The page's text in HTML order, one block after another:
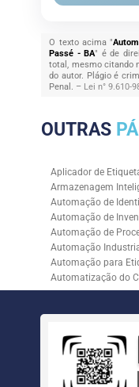
O texto acima "
Passé - BA" é de
total, mesmo citando
do autor. Plágio é
Penal. – Lei n° 9.610-
OUTRAS
Aplicador de
Armazenagem
Automação de
Automação de
Automação de
Automação
Automação para
Automatização do
Controle de Estoque
Empresa de
Empresa de
Empresa de
Empresa